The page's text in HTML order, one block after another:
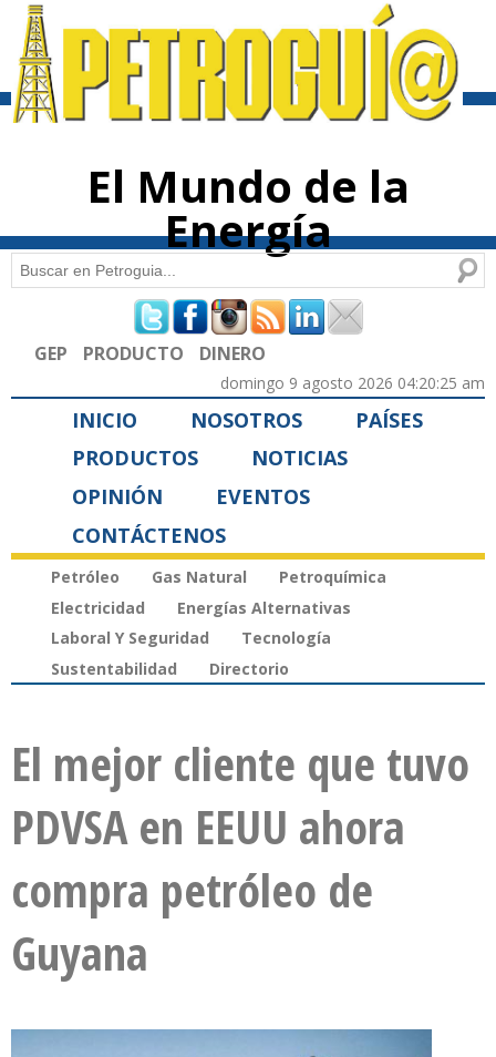
contenido
El Mundo de la
Energía
Formulario de búsqueda
Buscar
GEP PRODUCTO DINERO
domingo 9 agosto 2026 04:20:25 am
INICIO NOSOTROS
PAÍSES
PRODUCTOS
NOTICIAS
OPINIÓN
EVENTOS
CONTÁCTENOS
Petróleo Gas Natural
Petroquímica
Electricidad
Energías Alternativas
Laboral Y Seguridad
Tecnología
Sustentabilidad
Directorio
El mejor cliente que tuvo
PDVSA en EEUU ahora
compra petróleo de
Guyana